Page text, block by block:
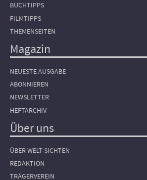
BUCHTIPPS
FILMTIPPS
THEMENSEITEN
Magazin
NEUESTE AUSGABE
ABONNIEREN
NEWSLETTER
HEFTARCHIV
Über uns
ÜBER WELT-SICHTEN
REDAKTION
TRÄGERVEREIN